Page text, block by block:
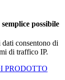
possibile
consentono di
di traffico IP.
PRODOTTO